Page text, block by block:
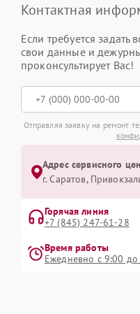
Контактная
Если требуется задать
свои данные и
проконсультирует Вас!
Отправляя заявку на ремонт
Адрес сервисного
г. Саратов,
Горячая линия
+7 (845) 247-61-28
Время работы
Ежедневно с 9:00